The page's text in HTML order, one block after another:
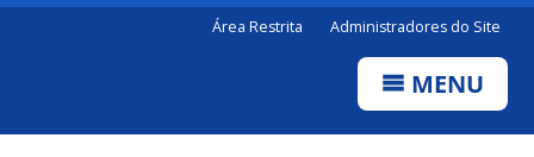
Área Restrita Administradores do Site
MENU